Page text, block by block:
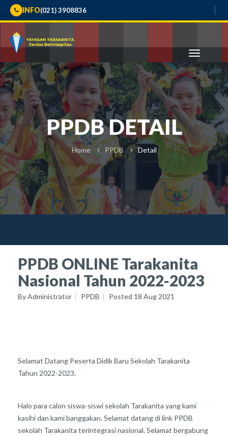
INFO(021) 3908836
PPDB DETAIL
Home PPDB Detail
PPDB ONLINE Tarakanita
Nasional Tahun 2022-2023
ByAdministrator PPDB Posted 18 Aug 2021
Selamat Datang Peserta Didik Baru Sekolah Tarakanita
Tahun 2022-2023.
Halo para calon siswa-siswi sekolah Tarakanita yang kami
kasihi dan kami banggakan. Selamat datang di link PPDB
sekolah Tarakanita terintegrasi nasional. Selamat bergabung